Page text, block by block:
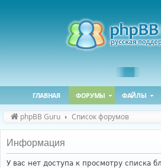
ГЛАВНАЯ ФОРУМЫ ФАЙЛЫ
phpBB Guru Список форумов
Информация
У вас нет доступа к просмотру списка